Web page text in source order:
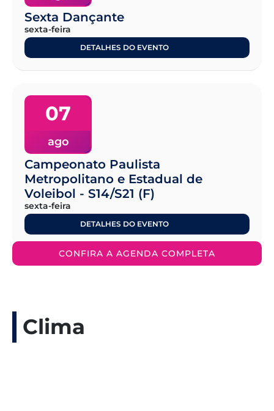
Sexta Dançante
sexta-feira
DETALHES DO EVENTO
07
ago
Campeonato Paulista
Metropolitano e Estadual de
Voleibol - S14/S21 (F)
sexta-feira
DETALHES DO EVENTO
CONFIRA A AGENDA COMPLETA
Clima